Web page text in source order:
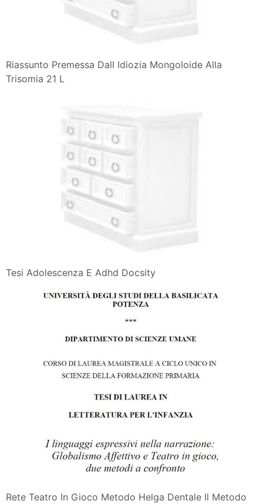
Riassunto Premessa Dall Idiozia Mongoloide Alla
Trisomia 21 L
Tesi Adolescenza E Adhd Docsity
Rete Teatro In Gioco Metodo Helga Dentale Il Metodo